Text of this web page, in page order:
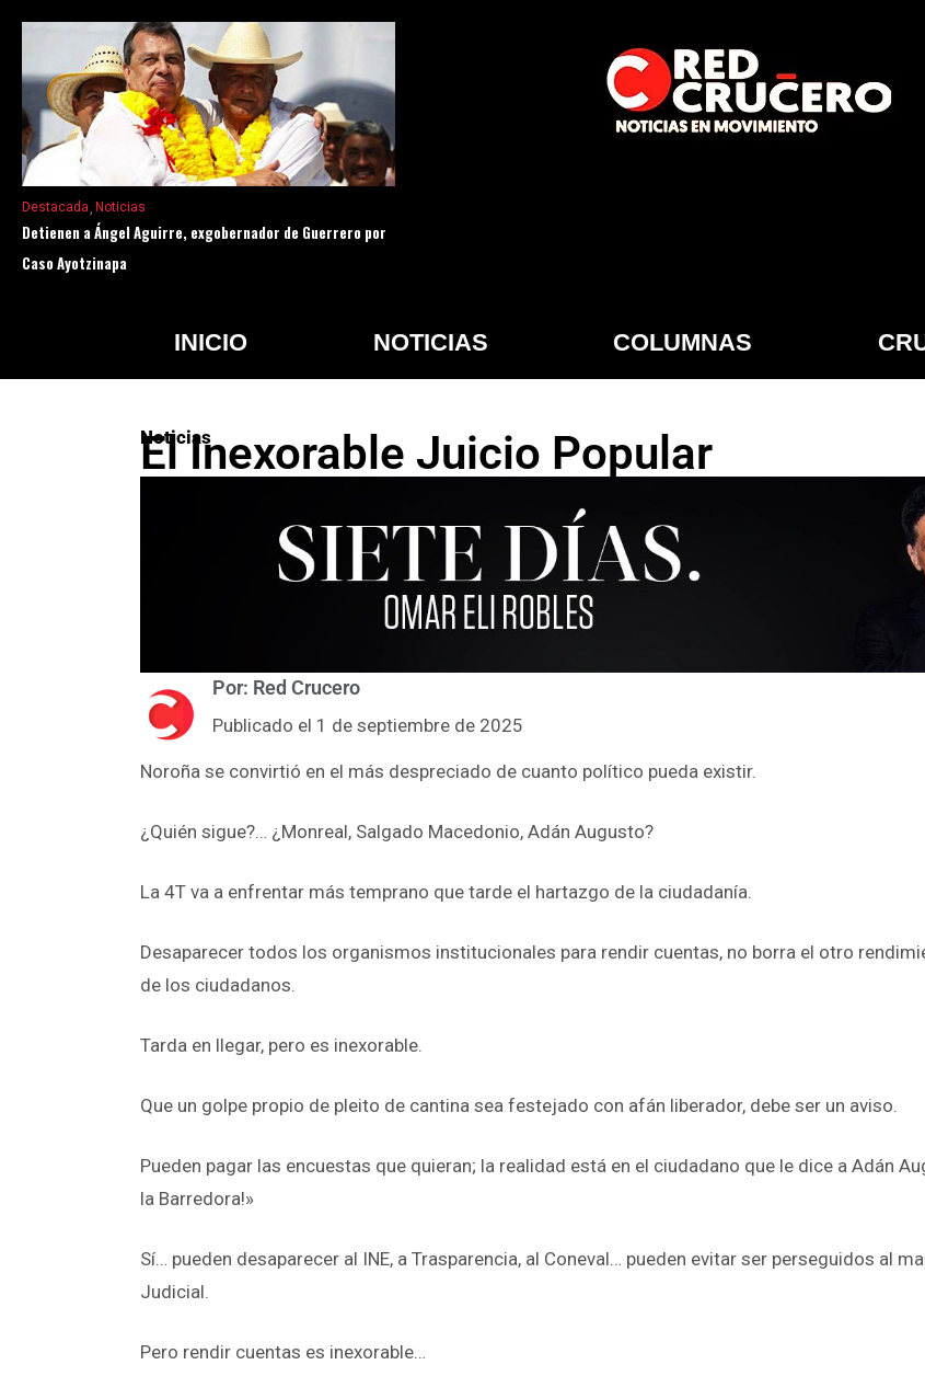
Destacada Noticias
Detienen a Ángel Aguirre, exgobernador de Guerrero por
Caso Ayotzinapa
INICIO NOTICIAS COLUMNAS
Noticias
El Inexorable Juicio Popular
Por: Red Crucero
Publicado el 1 de septiembre de 2025
Noroña se convirtió en el más despreciado de cuanto político pueda existir.
¿Quién sigue?… ¿Monreal, Salgado Macedonio, Adán Augusto?
La 4T va a enfrentar más temprano que tarde el hartazgo de la ciudadanía.
Desaparecer todos los organismos institucionales para rendir cuentas, no borra el otro
de los ciudadanos.
Tarda en llegar, pero es inexorable.
Que un golpe propio de pleito de cantina sea festejado con afán liberador, debe ser un aviso.
Pueden pagar las encuestas que quieran; la realidad está en el ciudadano que le dice a Adán
la Barredora!»
Sí… pueden desaparecer al INE, a Trasparencia, al Coneval… pueden evitar ser perseguidos al
Judicial.
Pero rendir cuentas es inexorable…